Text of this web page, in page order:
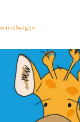
€94,49.